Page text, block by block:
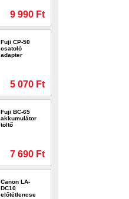
9 990 Ft
Fuji CP-50
csatoló
adapter
5 070 Ft
Fuji BC-65
akkumulátor
töltő
7 690 Ft
Canon LA-
DC10
előtétlencse